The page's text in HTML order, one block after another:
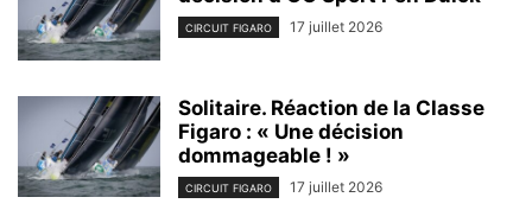
CIRCUIT FIGARO 17 juillet 2026
Solitaire. Réaction de la Classe
Figaro : « Une décision
dommageable ! »
CIRCUIT FIGARO 17 juillet 2026